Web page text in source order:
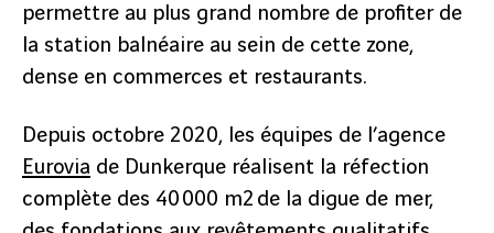
permettre au plus grand nombre de profiter de
la station balnéaire au sein de cette zone,
dense en commerces et restaurants.
Depuis octobre 2020, les équipes de l’agence
Eurovia de Dunkerque réalisent la réfection
complète des 40 000 m2 de la digue de mer,